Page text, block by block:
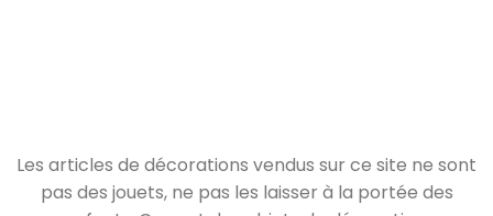
Les articles de décorations vendus sur ce site ne sont
pas des jouets, ne pas les laisser à la portée des